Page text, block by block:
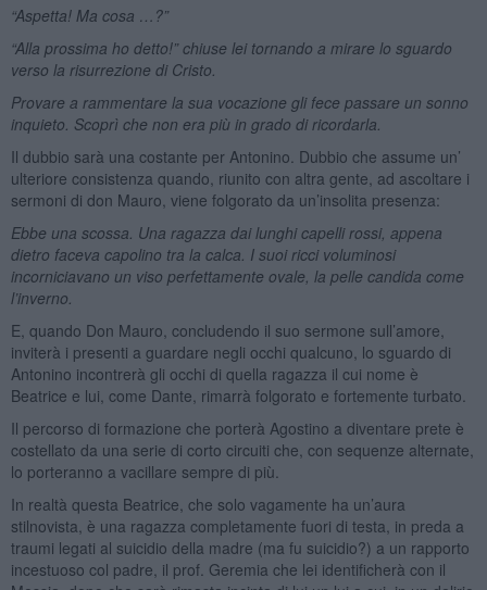
“Aspetta! Ma cosa …?”
“Alla prossima ho detto!” chiuse lei tornando a mirare lo sguardo
verso la risurrezione di Cristo.
Provare a rammentare la sua vocazione gli fece passare un sonno
inquieto. Scoprì che non era più in grado di ricordarla.
Il dubbio sarà una costante per Antonino. Dubbio che assume un’
ulteriore consistenza quando, riunito con altra gente, ad ascoltare i
sermoni di don Mauro, viene folgorato da un’insolita presenza:
Ebbe una scossa. Una ragazza dai lunghi capelli rossi, appena
dietro faceva capolino tra la calca. I suoi ricci voluminosi
incorniciavano un viso perfettamente ovale, la pelle candida come
l’inverno.
E, quando Don Mauro, concludendo il suo sermone sull’amore,
inviterà i presenti a guardare negli occhi qualcuno, lo sguardo di
Antonino incontrerà gli occhi di quella ragazza il cui nome è
Beatrice e lui, come Dante, rimarrà folgorato e fortemente turbato.
Il percorso di formazione che porterà Agostino a diventare prete è
costellato da una serie di corto circuiti che, con sequenze alternate,
lo porteranno a vacillare sempre di più.
In realtà questa Beatrice, che solo vagamente ha un’aura
stilnovista, è una ragazza completamente fuori di testa, in preda a
traumi legati al suicidio della madre (ma fu suicidio?) a un rapporto
incestuoso col padre, il prof. Geremia che lei identificherà con il